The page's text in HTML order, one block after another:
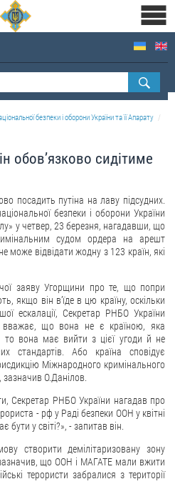
України
України
безпеки і оборони України
безпеки і оборони України та її Апарату
обов’язково сидітиме
посадить путіна на лаву підсудних.
безпеки і оборони України
у четвер, 23 березня, нагадавши, що
судом ордера на арешт
може відвідати жодну з 123 країн, які
заяву Угорщини про те, що попри
якщо він в’їде в цю країну, оскільки
ескалації, Секретар РНБО України
що вона не є країною, яка
то вона має вийти з цієї угоди й не
стандартів. Або країна сповідує
Міжнародного кримінального
зазначив О.Данілов.
Секретар РНБО України нагадав про
- рф у Раді безпеки ООН у квітні
бути у світі?», - запитав він.
створити демілітаризовану зону
що ООН і МАГАТЕ мали вжити
терористи забралися з території